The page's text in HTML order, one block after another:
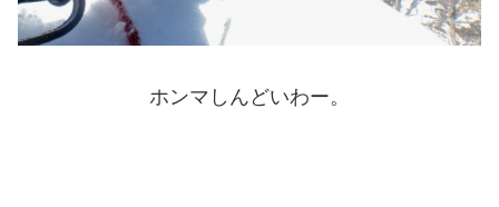
ホンマしんどいわー。